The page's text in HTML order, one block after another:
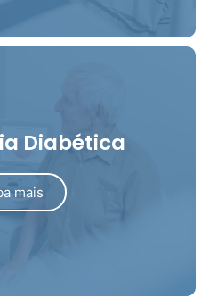
Diabética
mais